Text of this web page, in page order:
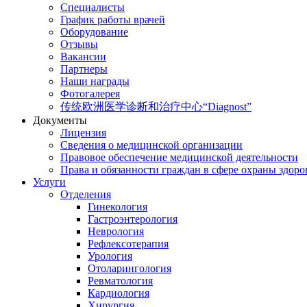
Специалисты
График работы врачей
Оборудование
Отзывы
Вакансии
Партнеры
Наши награды
Фотогалерея
传统欧洲医学诊断和治疗中心“Diagnost”
Документы
Лицензия
Сведения о медицинской организации
Правовое обеспечение медицинской деятельности
Права и обязанности граждан в сфере охраны
Услуги
Отделения
Гинекология
Гастроэнтерология
Неврология
Рефлексотерапия
Урология
Отоларингология
Ревматология
Кардиология